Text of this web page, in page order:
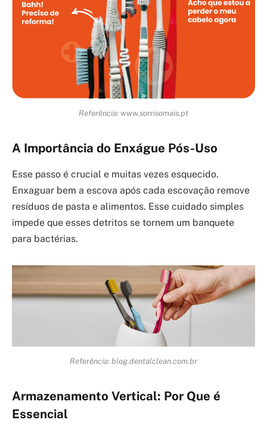
Referência: www.sorrisomais.pt
A Importância do Enxágue Pós-Uso
Esse passo é crucial e muitas vezes esquecido.
Enxaguar bem a escova após cada escovação remove
resíduos de pasta e alimentos. Esse cuidado simples
impede que esses detritos se tornem um banquete
para bactérias.
Referência: blog.dentalclean.com.br
Armazenamento Vertical: Por Que é
Essencial